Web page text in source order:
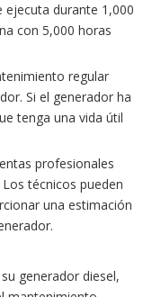
ejecuta durante 1,000
con 5,000 horas
regular
Si el generador ha
tenga una vida útil
profesionales
técnicos pueden
una estimación
generador diesel,